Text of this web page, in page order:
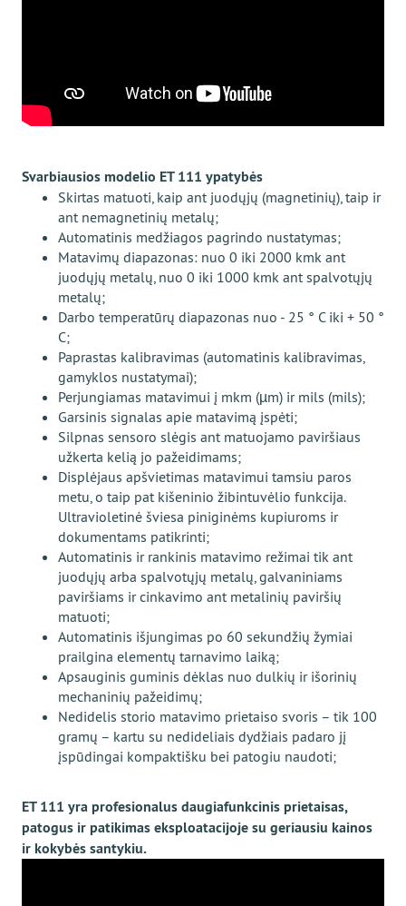
Svarbiausios modelio ET 111 ypatybės
Skirtas matuoti, kaip ant juodųjų (magnetinių), taip ir
ant nemagnetinių metalų;
Automatinis medžiagos pagrindo nustatymas;
Matavimų diapazonas: nuo 0 iki 2000 kmk ant
juodųjų metalų, nuo 0 iki 1000 kmk ant spalvotųjų
metalų;
Darbo temperatūrų diapazonas nuo - 25 ° С iki + 50 °
С;
Paprastas kalibravimas (automatinis kalibravimas,
gamyklos nustatymai);
Perjungiamas matavimui į mkm (µm) ir mils (mils);
Garsinis signalas apie matavimą įspėti;
Silpnas sensoro slėgis ant matuojamo paviršiaus
užkerta kelią jo pažeidimams;
Displėjaus apšvietimas matavimui tamsiu paros
metu, o taip pat kišeninio žibintuvėlio funkcija.
Ultravioletinė šviesa piniginėms kupiuroms ir
dokumentams patikrinti;
Automatinis ir rankinis matavimo režimai tik ant
juodųjų arba spalvotųjų metalų, galvaniniams
paviršiams ir cinkavimo ant metalinių paviršių
matuoti;
Automatinis išjungimas po 60 sekundžių žymiai
prailgina elementų tarnavimo laiką;
Apsauginis guminis dėklas nuo dulkių ir išorinių
mechaninių pažeidimų;
Nedidelis storio matavimo prietaiso svoris – tik 100
gramų – kartu su nedideliais dydžiais padaro jį
įspūdingai kompaktišku bei patogiu naudoti;
ЕТ 111 yra profesionalus daugiafunkcinis prietaisas,
patogus ir patikimas eksploatacijoje su geriausiu kainos
ir kokybės santykiu.